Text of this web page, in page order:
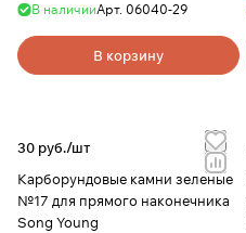
В наличииАрт. 06040-29
В корзину
30 руб./шт
Карборундовые камни зеленые
№17 для прямого наконечника
Song Young